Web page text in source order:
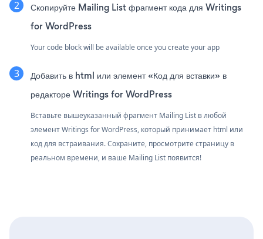
Скопируйте Mailing List фрагмент кода для Writings
for WordPress
Your code block will be available once you create your app
Добавить в html или элемент «Код для вставки» в
редакторе Writings for WordPress
Вставьте вышеуказанный фрагмент Mailing List в любой
элемент Writings for WordPress, который принимает html или
код для встраивания. Сохраните, просмотрите страницу в
реальном времени, и ваше Mailing List появится!